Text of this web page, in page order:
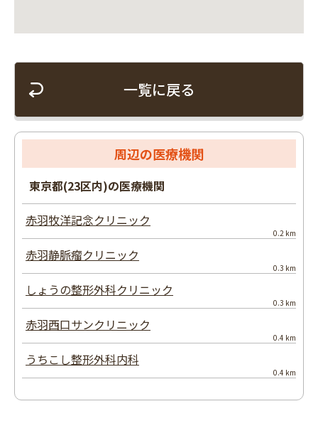
一覧に戻る
周辺の医療機関
東京都(23区内)の医療機関
赤羽牧洋記念クリニック
0.2 km
赤羽静脈瘤クリニック
0.3 km
しょうの整形外科クリニック
0.3 km
赤羽西口サンクリニック
0.4 km
うちこし整形外科内科
0.4 km